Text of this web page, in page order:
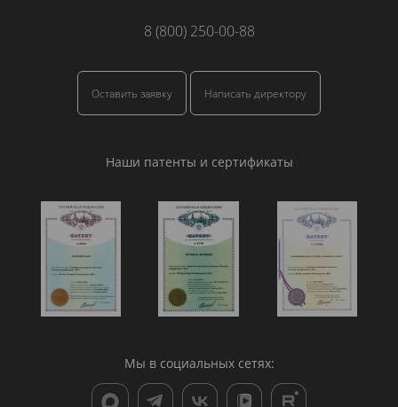
8 (800) 250-00-88
Оставить заявку Написать директору
Наши патенты и сертификаты
Мы в социальных сетях: